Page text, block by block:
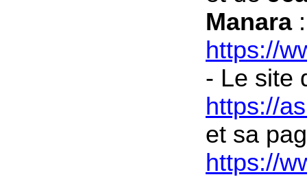
Manara :
https://
- Le site
https://
et sa
https://